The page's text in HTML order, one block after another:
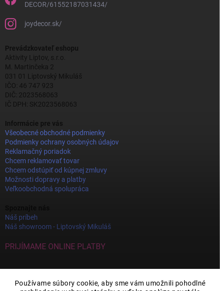
Používame súbory cookie, aby sme vám umožnili pohodlné
DECOR/61552187031434/
joydecor.sk/
Prevádzkovateľ eshopu
Aktivity Liptov, s.r.o.
M. Martinčeka 2
031 01 Liptovský Mikuláš
IČO: 46 747 923
DIČ: 2023568063
IČ DPH: SK2023568063
Informácie pre vás
Všeobecné obchodné podmienky
Podmienky ochrany osobných údajov
Reklamačný poriadok
Chcem reklamovať tovar
Chcem odstúpiť od kúpnej zmluvy
Možnosti dopravy a platby
Veľkoobchodná spolupráca
Náš príbeh
Náš showroom - Liptovský Mikuláš
PRIJÍMAME ONLINE PLATBY